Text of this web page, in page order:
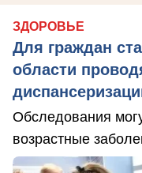
ЗДОРОВЬЕ
Для граждан
области
Обследования
возрастные